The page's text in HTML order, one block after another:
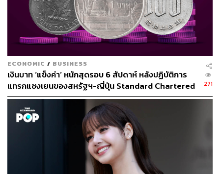
ชาวญี่ปุ่นที่อาจไม่ได้เข้าร่วมรัฐพิธีศพ ณ กรุงโตเกียว เดิน
ทางมาร่วมไว้อาลัยแก่ ชินโซ อาเบะ บริเวณจุดเกิดเหตุลอบ
สังหารในเมืองนารา
ภาพ: Buddhika Weerasinghe / Getty Images
ECONOMIC / BUSINESS
เงินบาท ‘แข็งค่า’ หนักสุดรอบ 6 สัปดาห์ หลังปฏิบัติการ
แทรกแซงเยนของสหรัฐฯ-ญี่ปุ่น Standard Chartered
เปิดเป้าสิ้นปีนี้จ่อแข็งต่อแตะ 32.50 บาทต่อดอลลาร์
271